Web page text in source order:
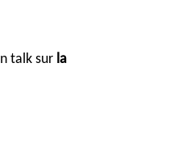
talk sur la